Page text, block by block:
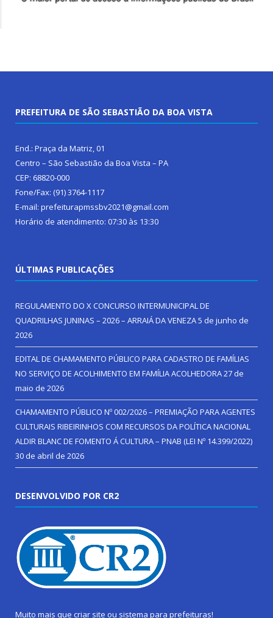
PREFEITURA DE SÃO SEBASTIÃO DA BOA VISTA
End.: Praça da Matriz, 01
Centro – São Sebastião da Boa Vista – PA
CEP: 68820-000
Fone/Fax: (91) 3764-1117
E-mail: prefeiturapmssbv2021@gmail.com
Horário de atendimento: 07:30 às 13:30
ÚLTIMAS PUBLICAÇÕES
REGULAMENTO DO X CONCURSO INTERMUNICIPAL DE
QUADRILHAS JUNINAS – 2026 – ARRAIÁ DA VENEZA5 de junho de
2026
EDITAL DE CHAMAMENTO PÚBLICO PARA CADASTRO DE FAMÍLIAS
NO SERVIÇO DE ACOLHIMENTO EM FAMÍLIA ACOLHEDORA27 de
maio de 2026
CHAMAMENTO PÚBLICO Nº 002/2026 – PREMIAÇÃO PARA AGENTES
CULTURAIS RIBEIRINHOS COM RECURSOS DA POLÍTICA NACIONAL
ALDIR BLANC DE FOMENTO Á CULTURA – PNAB (LEI Nº 14.399/2022)
30 de abril de 2026
DESENVOLVIDO POR CR2
Muito mais que criar site ou sistema para prefeituras!